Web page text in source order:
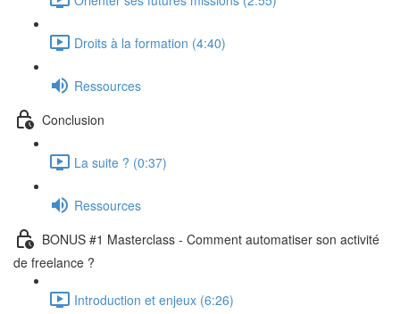
Droits à la formation (4:40)
Ressources
Conclusion
La suite ? (0:37)
Ressources
BONUS #1 Masterclass - Comment automatiser son activité
de freelance ?
Introduction et enjeux (6:26)